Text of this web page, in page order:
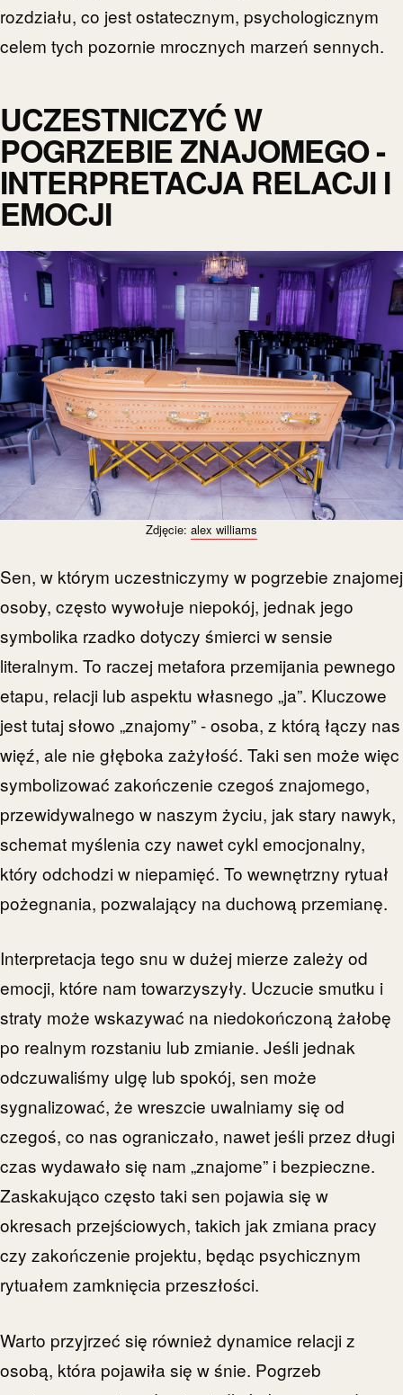
rozdziału, co jest ostatecznym, psychologicznym
celem tych pozornie mrocznych marzeń sennych.
UCZESTNICZYĆ W
POGRZEBIE ZNAJOMEGO -
INTERPRETACJA RELACJI I
EMOCJI
Zdjęcie: alex williams
Sen, w którym uczestniczymy w pogrzebie znajomej
osoby, często wywołuje niepokój, jednak jego
symbolika rzadko dotyczy śmierci w sensie
literalnym. To raczej metafora przemijania pewnego
etapu, relacji lub aspektu własnego „ja”. Kluczowe
jest tutaj słowo „znajomy” - osoba, z którą łączy nas
więź, ale nie głęboka zażyłość. Taki sen może więc
symbolizować zakończenie czegoś znajomego,
przewidywalnego w naszym życiu, jak stary nawyk,
schemat myślenia czy nawet cykl emocjonalny,
który odchodzi w niepamięć. To wewnętrzny rytuał
pożegnania, pozwalający na duchową przemianę.
Interpretacja tego snu w dużej mierze zależy od
emocji, które nam towarzyszyły. Uczucie smutku i
straty może wskazywać na niedokończoną żałobę
po realnym rozstaniu lub zmianie. Jeśli jednak
odczuwaliśmy ulgę lub spokój, sen może
sygnalizować, że wreszcie uwalniamy się od
czegoś, co nas ograniczało, nawet jeśli przez długi
czas wydawało się nam „znajome” i bezpieczne.
Zaskakująco często taki sen pojawia się w
okresach przejściowych, takich jak zmiana pracy
czy zakończenie projektu, będąc psychicznym
rytuałem zamknięcia przeszłości.
Warto przyjrzeć się również dynamice relacji z
osobą, która pojawiła się w śnie. Pogrzeb